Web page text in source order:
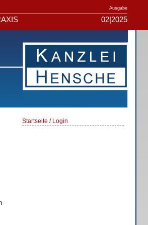
Ausgabe
02|2025
Startseite / Login